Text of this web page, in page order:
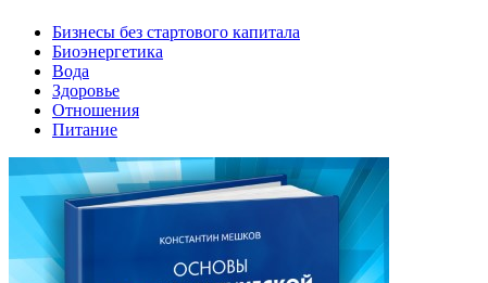
Бизнесы без стартового капитала
Биоэнергетика
Вода
Здоровье
Отношения
Питание